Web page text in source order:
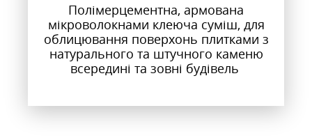
Полімерцементна, армована
мікроволокнами клеюча суміш, для
облицювання поверхонь плитками з
натурального та штучного каменю
всередині та зовні будівель